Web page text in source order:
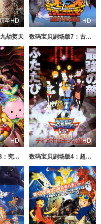
至HD
劫焚天
HD
数码宝贝剧场版7：古代数码兽复活
HD
数码宝贝剧场版8：究极力量！爆裂模式发动
HD
数码宝贝剧场版4：超恶魔兽的反击